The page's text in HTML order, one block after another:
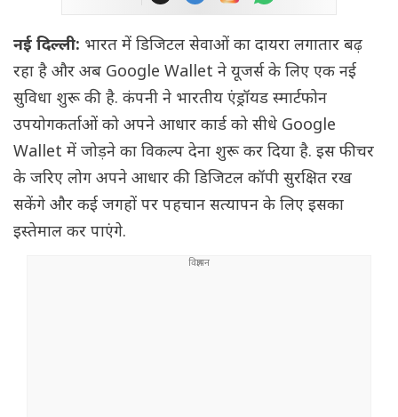
नई दिल्ली: भारत में डिजिटल सेवाओं का दायरा लगातार बढ़
रहा है और अब Google Wallet ने यूजर्स के लिए एक नई
सुविधा शुरू की है. कंपनी ने भारतीय एंड्रॉयड स्मार्टफोन
उपयोगकर्ताओं को अपने आधार कार्ड को सीधे Google
Wallet में जोड़ने का विकल्प देना शुरू कर दिया है. इस फीचर
के जरिए लोग अपने आधार की डिजिटल कॉपी सुरक्षित रख
सकेंगे और कई जगहों पर पहचान सत्यापन के लिए इसका
इस्तेमाल कर पाएंगे.